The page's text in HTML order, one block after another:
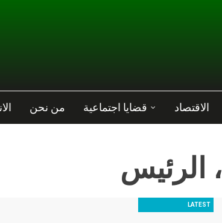
الاقتصاد قضايا اجتماعية من نحن
، الرئيس
LATEST